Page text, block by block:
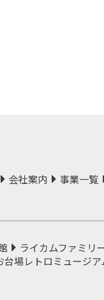
会社案内 事業一覧
ライカムファミリ
台場レトロミュージア